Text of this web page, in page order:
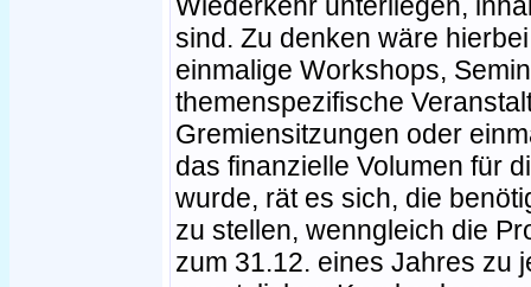
Wiederkehr unterliegen,
sind. Zu denken wäre
einmalige Workshops,
themenspezifische
Gremiensitzungen oder
das finanzielle Volumen für
wurde, rät es sich, die
zu stellen, wenngleich die
zum 31.12. eines Jahres zu